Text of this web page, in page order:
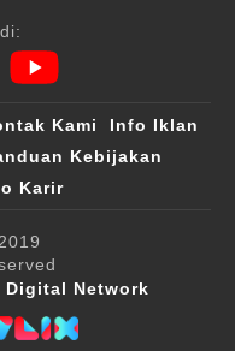
Kami
Info Iklan
Kebijakan
Karir
Digital Network